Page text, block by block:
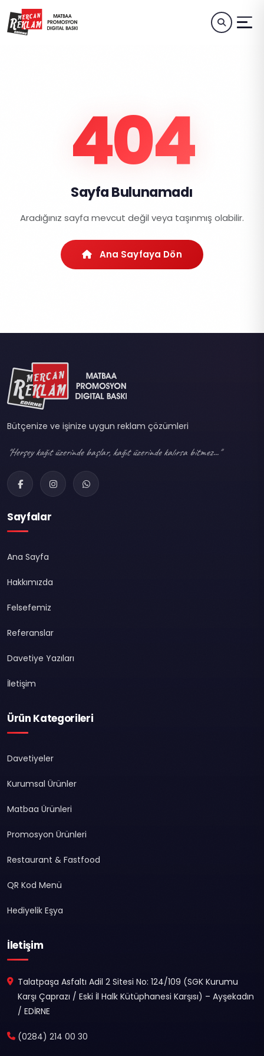
404
Sayfa Bulunamadı
Aradığınız sayfa mevcut değil veya taşınmış olabilir.
Ana Sayfaya Dön
Bütçenize ve işinize uygun reklam çözümleri
"Herşey kağıt üzerinde başlar, kağıt üzerinde kalırsa bitmez..."
Sayfalar
Ana Sayfa
Hakkımızda
Felsefemiz
Referanslar
Davetiye Yazıları
İletişim
Ürün Kategorileri
Davetiyeler
Kurumsal Ürünler
Matbaa Ürünleri
Promosyon Ürünleri
Restaurant & Fastfood
QR Kod Menü
Hediyelik Eşya
İletişim
Talatpaşa Asfaltı Adil 2 Sitesi No: 124/109 (SGK Kurumu
Karşı Çaprazı / Eski İl Halk Kütüphanesi Karşısı) – Ayşekadın
/ EDİRNE
(0284) 214 00 30